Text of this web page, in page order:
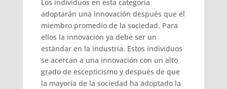
Los individuos en esta categoría
adoptarán una innovación después que el
miembro promedio de la sociedad. Para
ellos la innovación ya debe ser un
estándar en la industria. Estos individuos
se acercan a una innovación con un alto
grado de escepticismo y después de que
la mayoría de la sociedad ha adoptado la